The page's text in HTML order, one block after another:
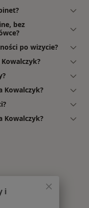
bez
po wizycie?
Kowalczyk?
Kowalczyk?
i